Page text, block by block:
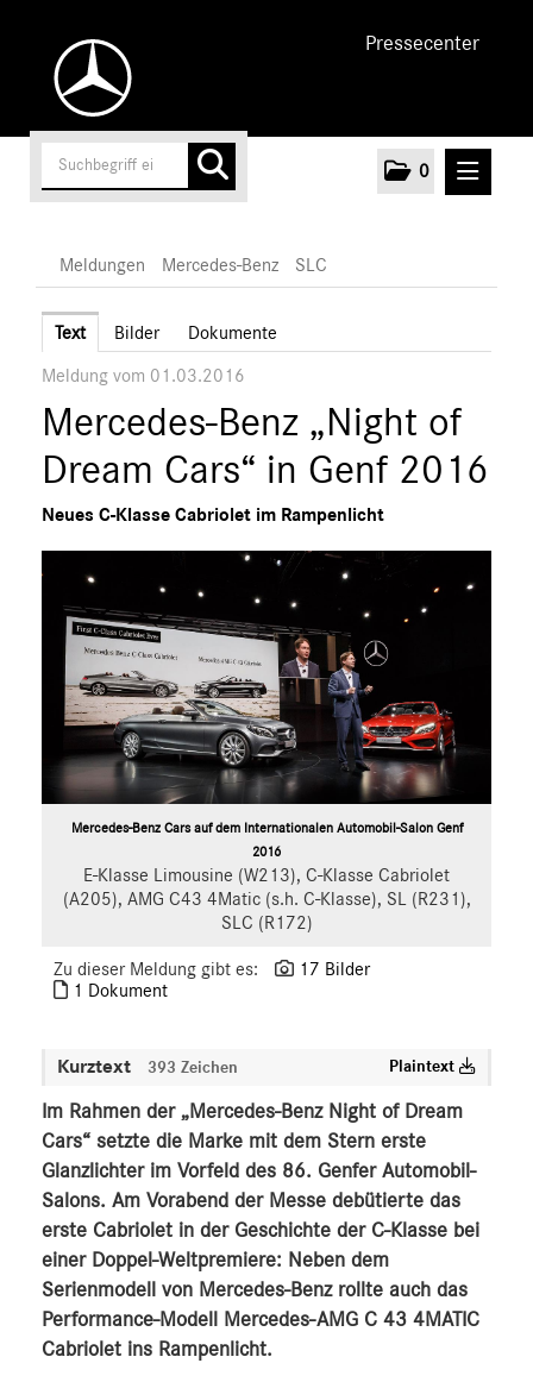
Pressecenter
0
Unternehmen
Cars
AMG
Maybach
Mercedes-Benz
A-Klasse
C-Klasse
E-Klasse
E-Klasse T-Modell
CLA
CLS
G-Klasse
GLA
S-Klasse
GLS
smart
Marken & Produkte
ÜBER UNS
Meldungen Mercedes-Benz SLC
Text Bilder Dokumente
Meldung vom 01.03.2016
Mercedes-Benz „Night of
Dream Cars“ in Genf 2016
Neues C-Klasse Cabriolet im Rampenlicht
Mercedes-Benz Cars auf dem Internationalen Automobil-Salon Genf
2016
E-Klasse Limousine (W213), C-Klasse Cabriolet
(A205), AMG C43 4Matic (s.h. C-Klasse), SL (R231),
SLC (R172)
Zu dieser Meldung gibt es:
17 Bilder
1 Dokument
Kurztext 393 Zeichen Plaintext
Im Rahmen der „Mercedes-Benz Night of Dream
Cars“ setzte die Marke mit dem Stern erste
Glanzlichter im Vorfeld des 86. Genfer Automobil-
Salons. Am Vorabend der Messe debütierte das
erste Cabriolet in der Geschichte der C-Klasse bei
einer Doppel-Weltpremiere: Neben dem
Serienmodell von Mercedes-Benz rollte auch das
Performance-Modell Mercedes-AMG C 43 4MATIC
Cabriolet ins Rampenlicht.